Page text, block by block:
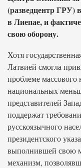
(разведцентр ГРУ)
в Лиепае, и
свою оборону.
Хотя
Латвией смогла
проблеме массового
национальных
представителей
поддержат
русскоязычного
президентского
выполнившей свою
механизм,